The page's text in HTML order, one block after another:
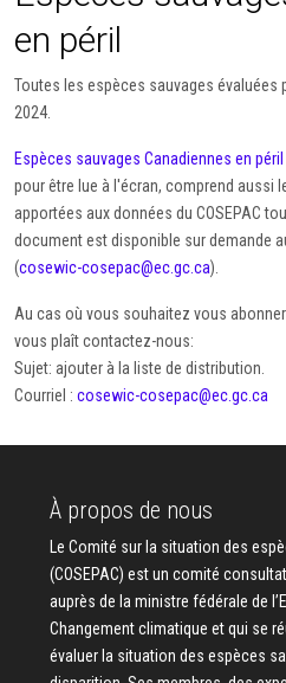
en péril
Toutes les espèces sauvages évaluées
2024.
Espèces sauvages Canadiennes en
pour être lue à l'écran, comprend aussi
apportées aux données du COSEPAC
document est disponible sur demande
(cosewic-cosepac@ec.gc.ca).
Au cas où vous souhaitez vous
vous plaît contactez-nous:
Sujet: ajouter à la liste de distribution.
Courriel : cosewic-cosepac@ec.gc.ca
À propos de nous
Le Comité sur la situation des
(COSEPAC) est un comité
auprès de la ministre fédérale de
Changement climatique et qui se
évaluer la situation des espèces